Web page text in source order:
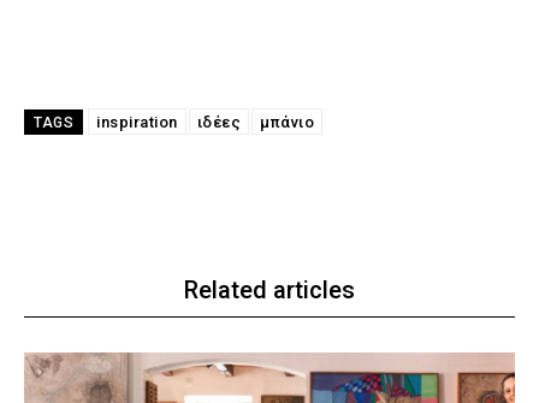
TAGS inspiration ιδέες μπάνιο
Related articles